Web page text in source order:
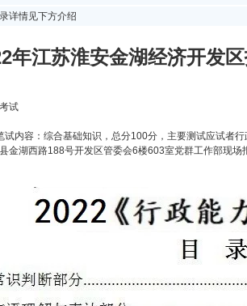
详情见下方介绍
年江苏淮安金湖经济开发
试
试内容：综合基础知识，总分100分，主要测试应试
金湖西路188号开发区管委会6楼603室党群工作部现场